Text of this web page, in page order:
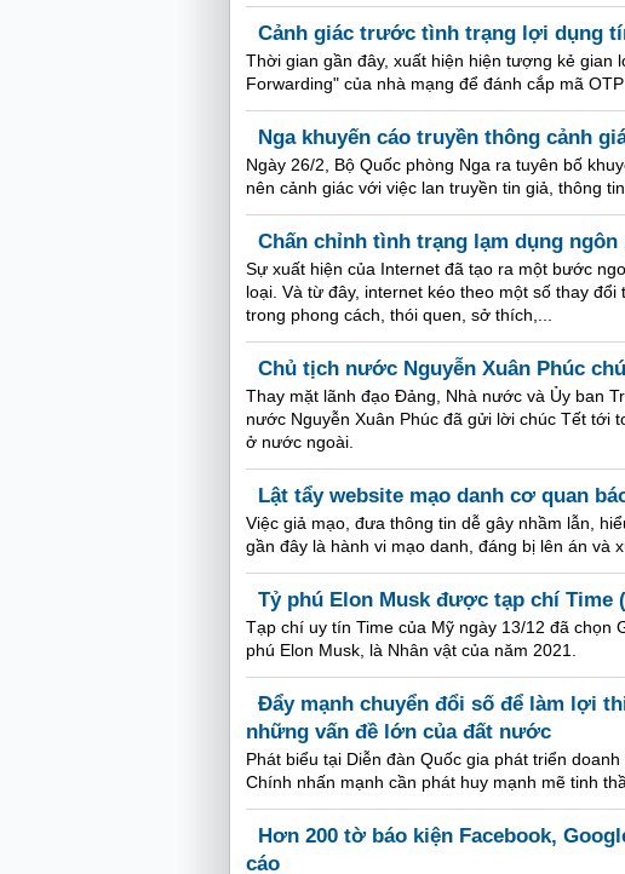
Cảnh giác trước tình trạng lợi dụng
Thời gian gần đây, xuất hiện hiện tượng kẻ gian
Forwarding" của nhà mạng để đánh cắp mã
Nga khuyến cáo truyền thông cảnh
Ngày 26/2, Bộ Quốc phòng Nga ra tuyên bố
nên cảnh giác với việc lan truyền tin giả, thông
Chấn chỉnh tình trạng lạm dụng
Sự xuất hiện của Internet đã tạo ra một bước
loại. Và từ đây, internet kéo theo một số thay
trong phong cách, thói quen, sở thích,...
Chủ tịch nước Nguyễn Xuân Phúc
Thay mặt lãnh đạo Đảng, Nhà nước và Ủy ban
nước Nguyễn Xuân Phúc đã gửi lời chúc Tết tới
ở nước ngoài.
Lật tẩy website mạo danh cơ quan
Việc giả mạo, đưa thông tin dễ gây nhầm lẫn,
gần đây là hành vi mạo danh, đáng bị lên án và
Tỷ phú Elon Musk được tạp chí Time
Tạp chí uy tín Time của Mỹ ngày 13/12 đã chọn
phú Elon Musk, là Nhân vật của năm 2021.
Đẩy mạnh chuyển đổi số để làm lợi
những vấn đề lớn của đất nước
Phát biểu tại Diễn đàn Quốc gia phát triển
Chính nhấn mạnh cần phát huy mạnh mẽ tinh
Hơn 200 tờ báo kiện Facebook,
cáo